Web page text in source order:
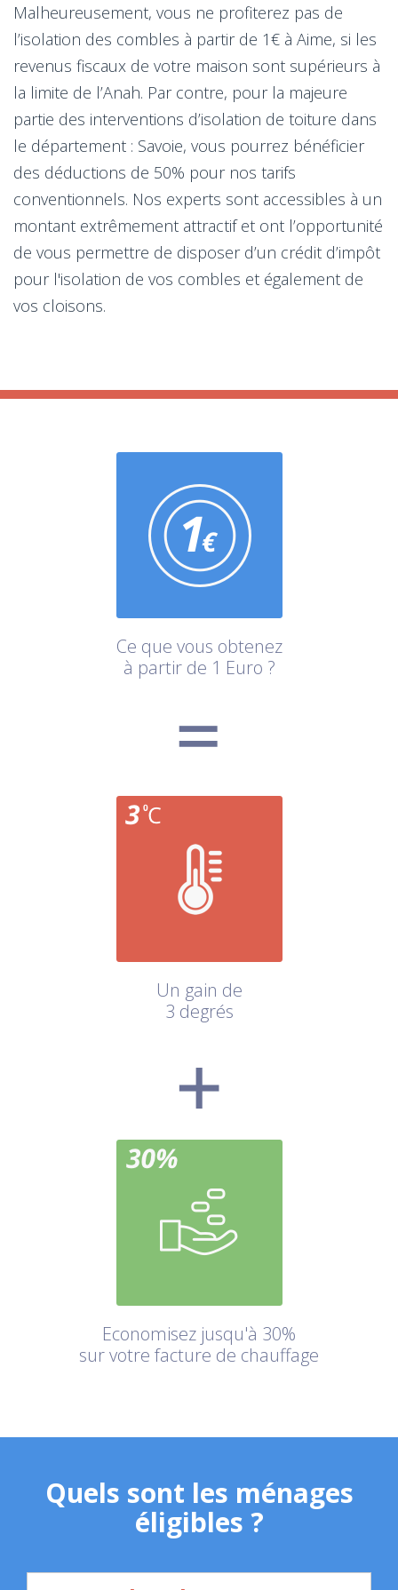
Malheureusement, vous ne profiterez pas de
l’isolation des combles à partir de 1€ à Aime, si les
revenus fiscaux de votre maison sont supérieurs à
la limite de l’Anah. Par contre, pour la majeure
partie des interventions d’isolation de toiture dans
le département : Savoie, vous pourrez bénéficier
des déductions de 50% pour nos tarifs
conventionnels. Nos experts sont accessibles à un
montant extrêmement attractif et ont l’opportunité
de vous permettre de disposer d’un crédit d’impôt
pour l'isolation de vos combles et également de
vos cloisons.
Ce que vous obtenez
à partir de 1 Euro ?
Un gain de
3 degrés
Economisez jusqu'à 30%
sur votre facture de chauffage
Quels sont les ménages
éligibles ?